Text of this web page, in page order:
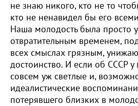
не знаю никого, кто не то
кто не ненавидел бы его
Наша молодость была просто
отвратительным временем,
всех смыслах грязным,
достоинство. И если об СССР у
совсем уж светлые и,
идеалистические
потерявшего близких в